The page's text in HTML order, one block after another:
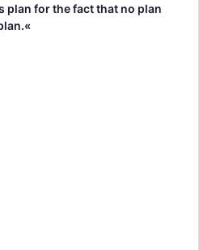
plan for the fact that no plan